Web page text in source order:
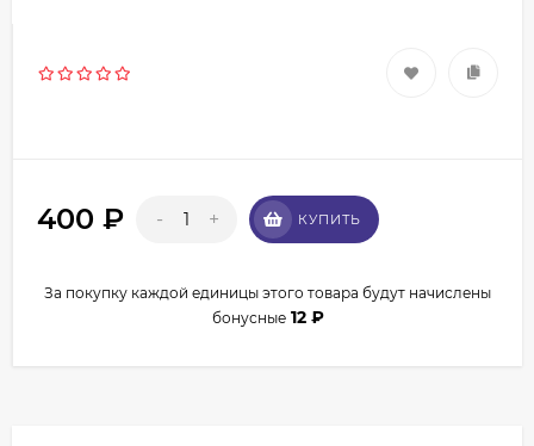
400 ₽ - + КУПИТЬ
За покупку каждой единицы этого товара будут начислены
бонусные 12 ₽